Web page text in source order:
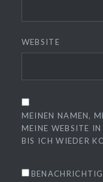
WEBSITE
MEINEN NAMEN,
MEINE WEBSITE IN
BIS ICH WIEDER